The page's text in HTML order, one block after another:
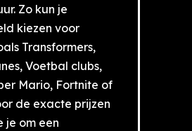
Zo kun je
kiezen voor
Transformers,
Voetbal clubs,
Mario, Fortnite of
de exacte prijzen
je om een